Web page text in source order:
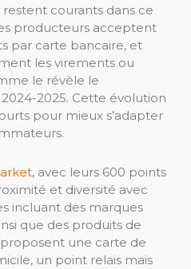
courants dans ce
producteurs acceptent
par carte bancaire, et
les virements ou
le révèle le
2025. Cette évolution
pour mieux s’adapter
, avec leurs 600 points
et diversité avec
incluant des marques
que des produits de
une carte de
un point relais mais